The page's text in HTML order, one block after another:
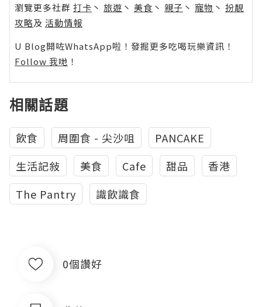
瀏覽更多社群 打卡 丶 旅遊 丶 美食 丶 親子 丶 寵物 丶 扮靚
攻略及 活動情報
U Blog開咗WhatsApp啦！發掘更多吃喝玩樂資訊！
Follow 我哋 ！
相關話題
飲食 周圍食 - 尖沙咀
PANCAKE
生活記敍
美食 Cafe 甜品
香港
The Pantry
識飲識食
0個讚好